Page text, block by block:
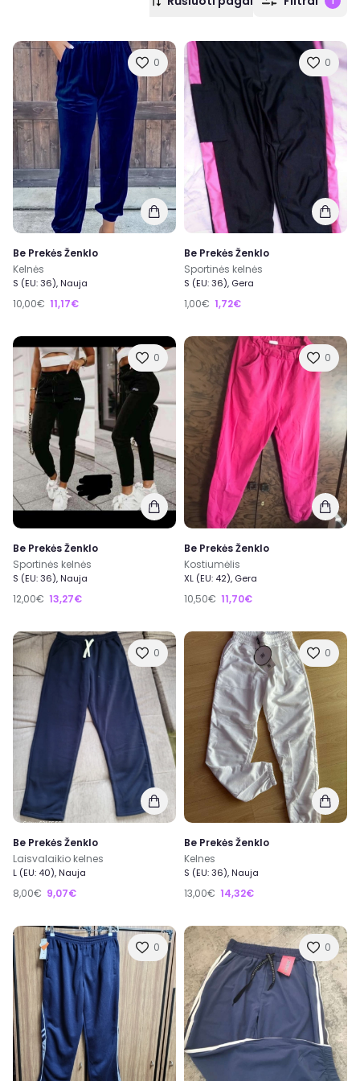
0
Be Prekės Ženklo
Kelnės
S (EU: 36), Nauja
10,00€ 11,17€
0
Be Prekės Ženklo
Sportinės kelnės
S (EU: 36), Gera
1,00€ 1,72€
0
Be Prekės Ženklo
Sportinės kelnės
S (EU: 36), Nauja
12,00€ 13,27€
0
Be Prekės Ženklo
Kostiumėlis
XL (EU: 42), Gera
10,50€ 11,70€
0
Be Prekės Ženklo
Laisvalaikio kelnes
L (EU: 40), Nauja
8,00€ 9,07€
0
Be Prekės Ženklo
Kelnes
S (EU: 36), Nauja
13,00€ 14,32€
0 0